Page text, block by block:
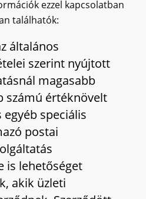
ezzel kapcsolatban
találhatók:
általános
szerint nyújtott
magasabb
számú értéknövelt
speciális
postai
is lehetőséget
akik üzleti